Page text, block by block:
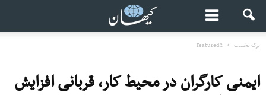
برگ نخست Featured2
ایمنی کارگران در محیط کار، قربانی افزایش